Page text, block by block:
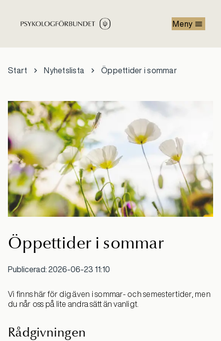
Meny
Start Nyhetslista Öppettider i sommar
Öppettider i sommar
Publicerad: 2026-06-23 11:10
Vi finns här för dig även i sommar- och semestertider, men
du når oss på lite andra sätt än vanligt.
Rådgivningen